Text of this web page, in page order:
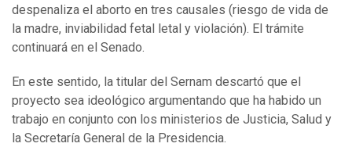
despenaliza el aborto en tres causales (riesgo de vida de
la madre, inviabilidad fetal letal y violación). El trámite
continuará en el Senado.
En este sentido, la titular del Sernam descartó que el
proyecto sea ideológico argumentando que ha habido un
trabajo en conjunto con los ministerios de Justicia, Salud y
la Secretaría General de la Presidencia.